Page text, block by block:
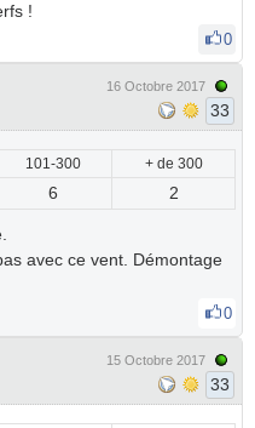
!
0
16 Octobre 2017
33
101-300 + de 300
6 2
avec ce vent. Démontage
0
15 Octobre 2017
33